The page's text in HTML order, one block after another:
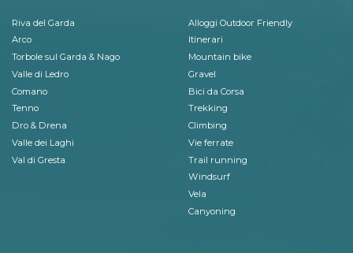
Riva del Garda
Arco
Torbole sul Garda & Nago
Valle di Ledro
Comano
Tenno
Dro & Drena
Valle dei Laghi
Val di Gresta
Alloggi Outdoor Friendly
Itinerari
Mountain bike
Gravel
Bici da Corsa
Trekking
Climbing
Vie ferrate
Trail running
Windsurf
Vela
Canyoning